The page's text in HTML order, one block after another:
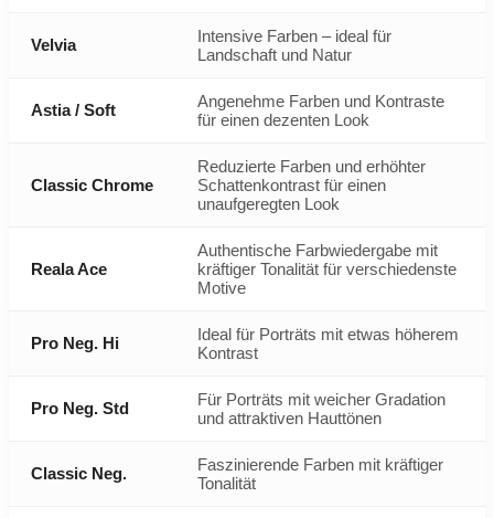
Velvia
Intensive Farben – ideal für
Landschaft und Natur
Astia / Soft
Angenehme Farben und Kontraste
für einen dezenten Look
Classic Chrome
Reduzierte Farben und erhöhter
Schattenkontrast für einen
unaufgeregten Look
Reala Ace
Authentische Farbwiedergabe mit
kräftiger Tonalität für verschiedenste
Motive
Pro Neg. Hi
Ideal für Porträts mit etwas höherem
Kontrast
Pro Neg. Std
Für Porträts mit weicher Gradation
und attraktiven Hauttönen
Classic Neg.
Faszinierende Farben mit kräftiger
Tonalität